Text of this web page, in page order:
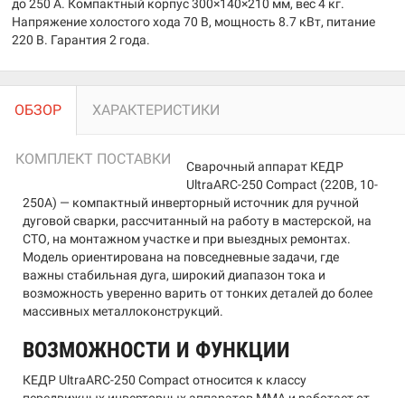
до 250 А. Компактный корпус 300×140×210 мм, вес 4 кг.
Напряжение холостого хода 70 В, мощность 8.7 кВт, питание
220 В. Гарантия 2 года.
ОБЗОР ХАРАКТЕРИСТИКИ
КОМПЛЕКТ ПОСТАВКИ
Сварочный аппарат КЕДР
UltraARC-250 Compact (220В, 10-
250А) — компактный инверторный источник для ручной
дуговой сварки, рассчитанный на работу в мастерской, на
СТО, на монтажном участке и при выездных ремонтах.
Модель ориентирована на повседневные задачи, где
важны стабильная дуга, широкий диапазон тока и
возможность уверенно варить от тонких деталей до более
массивных металлоконструкций.
ВОЗМОЖНОСТИ И ФУНКЦИИ
КЕДР UltraARC-250 Compact относится к классу